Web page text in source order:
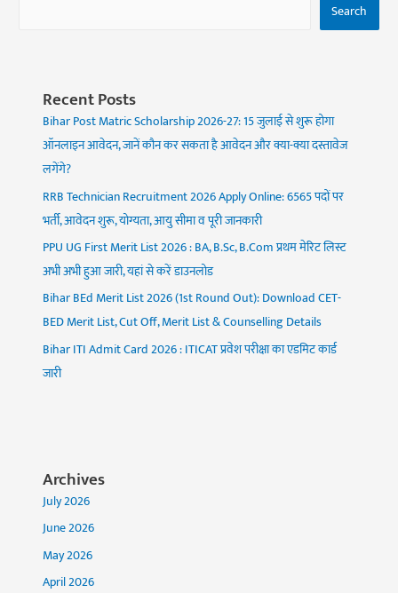
Search
Recent Posts
Bihar Post Matric Scholarship 2026-27: 15 जुलाई से शुरू होगा
ऑनलाइन आवेदन, जानें कौन कर सकता है आवेदन और क्या-क्या दस्तावेज
लगेंगे?
RRB Technician Recruitment 2026 Apply Online: 6565 पदों पर
भर्ती, आवेदन शुरू, योग्यता, आयु सीमा व पूरी जानकारी
PPU UG First Merit List 2026 : BA, B.Sc, B.Com प्रथम मेरिट लिस्ट
अभी अभी हुआ जारी, यहां से करें डाउनलोड
Bihar BEd Merit List 2026 (1st Round Out): Download CET-
BED Merit List, Cut Off, Merit List & Counselling Details
Bihar ITI Admit Card 2026 : ITICAT प्रवेश परीक्षा का एडमिट कार्ड
जारी
Archives
July 2026
June 2026
May 2026
April 2026